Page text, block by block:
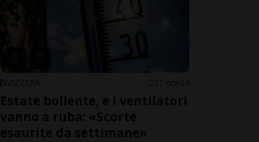
SVIZZERA 11 ore 4
Estate bollente, e i ventilatori
vanno a ruba: «Scorte
esaurite da settimane»